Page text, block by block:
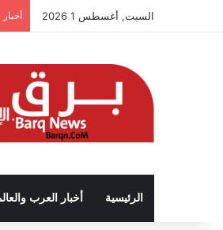
السبت, أغسطس 1 2026
الرئيسية أخبار العرب